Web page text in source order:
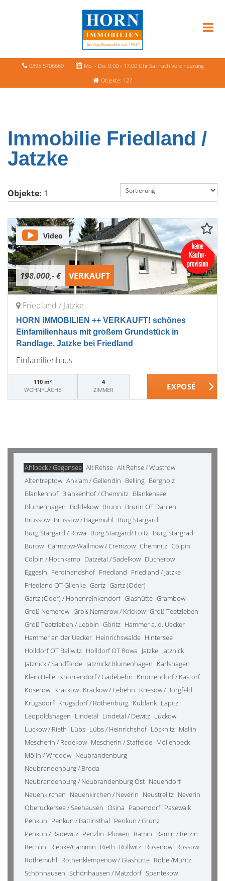
0395 5706669
Mo. - Do. 9.00 - 17.00 Uhr Sa. nach Vereinbarung
Objekte: 127
Immobilie Friedland /
Jatzke
Objekte: 1
198.000,- € VERKAUFT
Video
Friedland / Jatzke
HORN IMMOBILIEN ++ VERKAUFT! schönes
Einfamilienhaus mit großem Grundstück in
Randlage, Jatzke bei Friedland
Einfamilienhaus
110 m²
WOHNFLÄCHE
4
ZIMMER
Ahlbeck / Gegensee Alt Rehse Alt Rehse / Wustrow
Altentreptow Anklam / Gellendin Belling Bergholz
Blankenhof Blankenhof / Chemnitz Blankensee
Blumenhagen Boldekow Brunn Brunn OT Dahlen
Brüssow Brüssow / Bagemühl Burg Stargard
Burg Stargard / Rowa Burg Stargard/ Loitz Burg Stargrad
Burow Carmzow-Wallmow / Cremzow Chemnitz Cölpin
Cölpin / Hochkamp Datzetal / Sadelkow Ducherow
Eggesin Ferdinandshof Friedland Friedland / Jatzke
Friedland OT Glienke Gartz Gartz (Oder)
Gartz (Oder) / Hohenreinkendorf Glashütte Grambow
Groß Nemerow Groß Nemerow / Krickow Groß Teetzleben
Groß Teetzleben / Lebbin Göritz Hammer a. d. Uecker
Hammer an der Uecker Heinrichswalde Hintersee
Holldorf OT Ballwitz Holldorf OT Rowa Jatzke Jatznick
Jatznick / Sandförde Jatznick/ Blumenhagen Karlshagen
Klein Helle Knorrendorf / Gädebehn Knorrendorf / Kastorf
Koserow Krackow Krackow / Lebehn Kriesow / Borgfeld
Krugsdorf Krugsdorf / Rothenburg Kublank Lapitz
Leopoldshagen Lindetal Lindetal / Dewitz Luckow
Luckow / Rieth Lübs Lübs / Heinrichshof Löcknitz Mallin
Mescherin / Radekow Mescherin / Staffelde Möllenbeck
Mölln / Wrodow Neubrandenburg
Neubrandenburg / Broda
Neubrandenburg / Neubrandenburg Ost Neuendorf
Neuenkirchen Neuenkirchen / Neverin Neustrelitz Neverin
Oberuckersee / Seehausen Osina Papendorf Pasewalk
Penkun Penkun / Battinsthal Penkun / Grünz
Penkun / Radewitz Penzlin Plöwen Ramin Ramin / Retzin
Rechlin Riepke/Cammin Rieth Rollwitz Rosenow Rossow
Rothemühl Rothenklempenow / Glashütte Röbel/Müritz
Schönhausen Schönhausen / Matzdorf Spantekow